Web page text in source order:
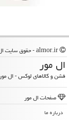
ال مور
فشن و کالاهای لوکس - ال
صفحات ال مور
درباره ما